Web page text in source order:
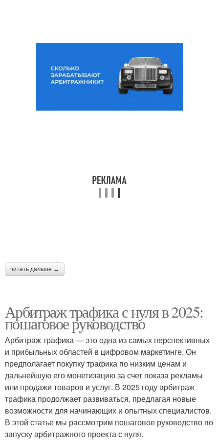
читать дальше →
Арбитраж трафика с нуля в 2025:
пошаговое руководство
Арбитраж трафика — это одна из самых перспективных
и прибыльных областей в цифровом маркетинге. Он
предполагает покупку трафика по низким ценам и
дальнейшую его монетизацию за счет показа рекламы
или продажи товаров и услуг. В 2025 году арбитраж
трафика продолжает развиваться, предлагая новые
возможности для начинающих и опытных специалистов.
В этой статье мы рассмотрим пошаговое руководство по
запуску арбитражного проекта с нуля.